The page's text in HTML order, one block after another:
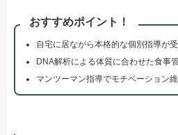
おすすめポイント！
自宅に居ながら本格的な個別指導が
DNA解析による体質に合わせた食事
マンツーマン指導でモチベーション